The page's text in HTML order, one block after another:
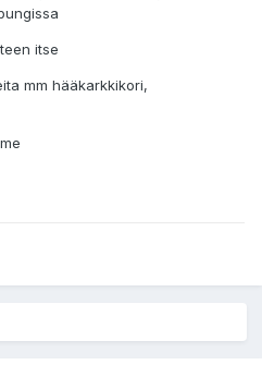
itse
mm hääkarkkikori,